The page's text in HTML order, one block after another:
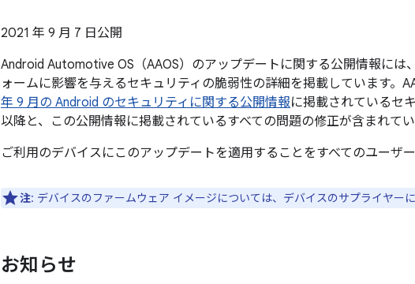
2021 年 9 月 7 日公開
Android Automotive OS（AAOS）のアップデートに関する公開情報には
ォームに影響を与えるセキュリティの脆弱性の詳細を掲載しています。
年 9 月の Android のセキュリティに関する公開情報に掲載されているセ
以降と、この公開情報に掲載されているすべての問題の修正が含まれてい
ご利用のデバイスにこのアップデートを適用することをすべてのユーザー
注: デバイスのファームウェア イメージについては、デバイスのサプライヤー
お知らせ